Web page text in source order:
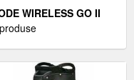
WIRELESS GO II
AUDIO FĂRĂ FIR